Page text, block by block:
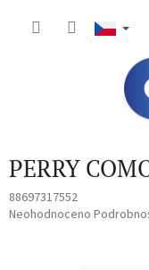
PERRY
88697317552
Průměrné
Neohodnoceno